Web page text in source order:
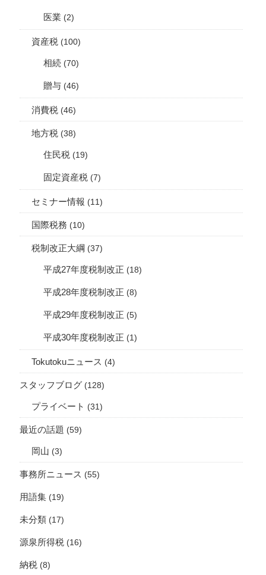
医業 (2)
資産税 (100)
相続 (70)
贈与 (46)
消費税 (46)
地方税 (38)
住民税 (19)
固定資産税 (7)
セミナー情報 (11)
国際税務 (10)
税制改正大綱 (37)
平成27年度税制改正 (18)
平成28年度税制改正 (8)
平成29年度税制改正 (5)
平成30年度税制改正 (1)
Tokutokuニュース (4)
スタッフブログ (128)
プライベート (31)
最近の話題 (59)
岡山 (3)
事務所ニュース (55)
用語集 (19)
未分類 (17)
源泉所得税 (16)
納税 (8)